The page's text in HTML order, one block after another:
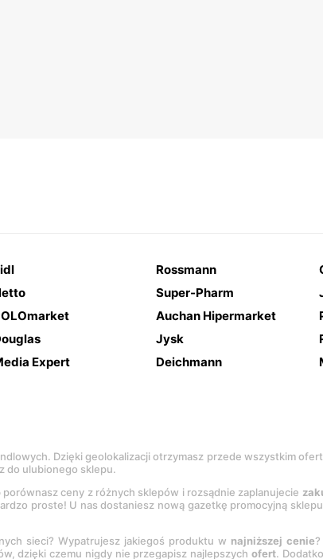
Rossmann
Super-Pharm
Auchan Hipermarket
Jysk
Expert Deichmann
Dzięki geolokalizacji otrzymasz przede wszystkim
do ulubionego sklepu.
porównasz ceny z różnych sklepów i rozsądnie zaplanujecie
proste! U nas dostaniesz nową gazetkę promocyjną
sieci? Wypatrujesz jakiegoś produktu w najniższej cenie
dzięki czemu nigdy nie przegapisz najlepszychofert.